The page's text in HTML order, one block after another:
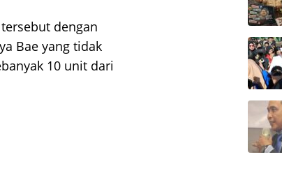
dengan
Bae yang tidak
10 unit dari